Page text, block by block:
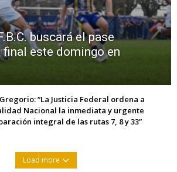
buscará el pase
este domingo en
“La Justicia Federal ordena a
Nacional la inmediata y urgente
integral de las rutas 7, 8 y 33”
Load more